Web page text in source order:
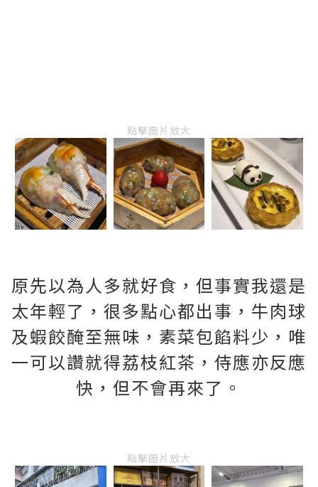
點擊圖片放大
原先以為人多就好食，但事實我還是
太年輕了，很多點心都出事，牛肉球
及蝦餃醃至無味，素菜包餡料少，唯
一可以讚就得荔枝紅茶，侍應亦反應
快，但不會再來了。
點擊圖片放大